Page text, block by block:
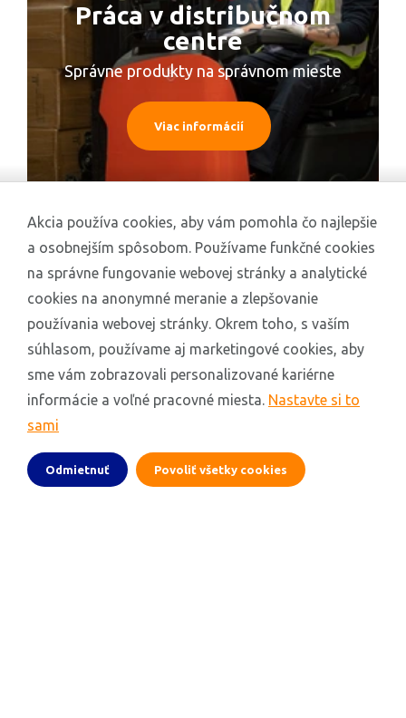
Akcia používa cookies, aby vám pomohla čo najlepšie
a osobnejším spôsobom. Používame funkčné cookies
na správne fungovanie webovej stránky a analytické
cookies na anonymné meranie a zlepšovanie
používania webovej stránky. Okrem toho, s vaším
súhlasom, používame aj marketingové cookies, aby
sme vám zobrazovali personalizované kariérne
informácie a voľné pracovné miesta. Nastavte si to
sami
Odmietnuť Povoliť všetky cookies
Práca v distribučnom
centre
Správne produkty na správnom mieste
Viac informácií